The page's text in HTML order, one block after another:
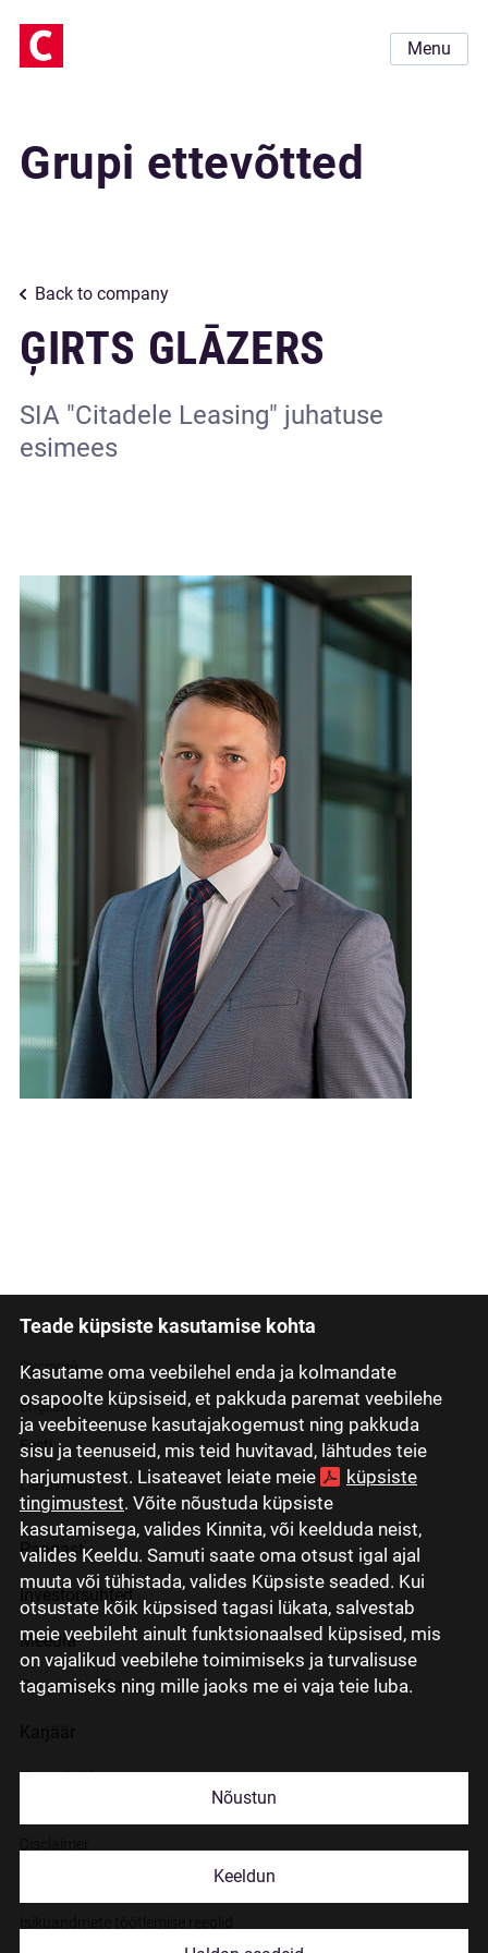
Teade küpsiste kasutamise kohta
Kasutame oma veebilehel enda ja kolmandate
osapoolte küpsiseid, et pakkuda paremat veebilehe
ja veebiteenuse kasutajakogemust ning pakkuda
sisu ja teenuseid, mis teid huvitavad, lähtudes teie
harjumustest. Lisateavet leiate meie
küpsiste
tingimustest. Võite nõustuda küpsiste
kasutamisega, valides Kinnita, või keelduda neist,
valides Keeldu. Samuti saate oma otsust igal ajal
muuta või tühistada, valides Küpsiste seaded. Kui
otsustate kõik küpsised tagasi lükata, salvestab
meie veebileht ainult funktsionaalsed küpsised, mis
on vajalikud veebilehe toimimiseks ja turvalisuse
tagamiseks ning mille jaoks me ei vaja teie luba.
Nõustun
Keeldun
Menu
Grupi ettevõtted
Back to company
ĢIRTS GLĀZERS
SIA "Citadele Leasing" juhatuse
esimees
Latviski
Русский
English
Eesti
Lietuviškai
Pangast
Investorsuhted
Meedia
Grupi ettevõtted
Kontaktid